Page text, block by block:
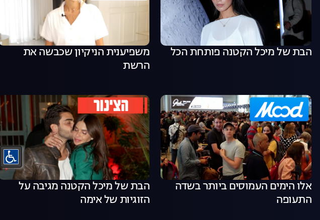
הבת של מיכל הקטנה פותחת הכל
משפיענית הניקיון שכבשה את
הרשת
אלו הימים העמוסים ביותר בשדה
התעופה
הבת של מיכל הקטנה מגיבה על
הזוגיות של אימה